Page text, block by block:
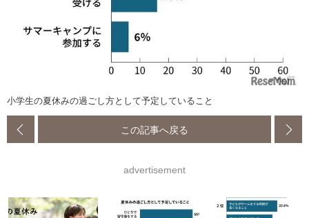
小学生の夏休みの過ごし方として予定していること
この記事へ戻る
advertisement